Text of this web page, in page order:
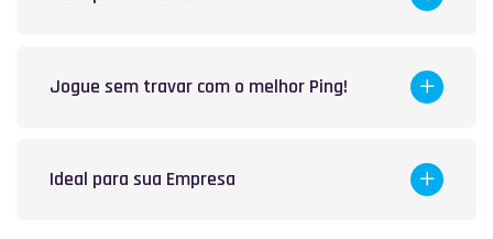
Jogue sem travar com o melhor Ping!
Ideal para sua Empresa